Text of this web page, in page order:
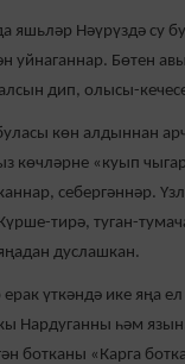
яшьләр Нәүрүздә су
уйнаганнар. Бөтен
дип, олысы-
көн алдыннан
көчләрне «куып
себергәннәр.
тирә, туган-
дуслашкан.
үткәндә ике яңа
Нардуганны һәм
ботканы «Карга